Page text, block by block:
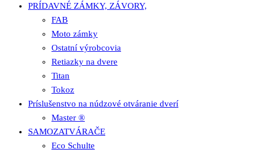
PRÍDAVNÉ ZÁMKY, ZÁVORY,
FAB
Moto zámky
Ostatní výrobcovia
Retiazky na dvere
Titan
Tokoz
Príslušenstvo na núdzové otváranie dverí
Master ®
SAMOZATVÁRAČE
Eco Schulte